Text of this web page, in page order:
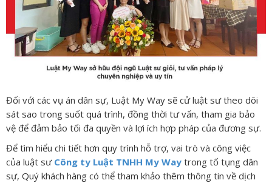
Đối với các vụ án dân sự, Luật My Way sẽ cử luật sư theo dõi
sát sao trong suốt quá trình, đồng thời tư vấn, tham gia bảo
vệ để đảm bảo tối đa quyền và lợi ích hợp pháp của đương sự.
Để tìm hiểu chi tiết hơn quy trình hỗ trợ, vai trò và công việc
của luật sư Công ty Luật TNHH My Way trong tố tụng dân
sự, Quý khách hàng có thể tham khảo thêm thông tin về dịch